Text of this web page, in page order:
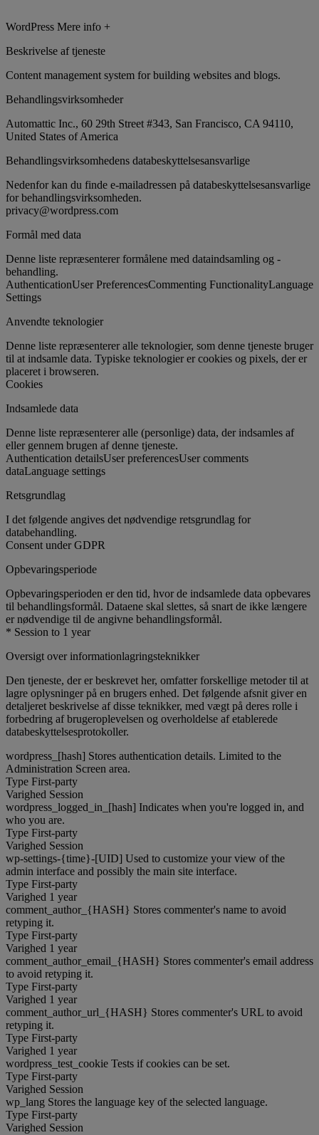
WordPress Mere info +
Beskrivelse af tjeneste
Content management system for building websites and blogs.
Behandlingsvirksomheder
Automattic Inc., 60 29th Street #343, San Francisco, CA 94110,
United States of America
Behandlingsvirksomhedens databeskyttelsesansvarlige
Nedenfor kan du finde e-mailadressen på databeskyttelsesansvarlige
for behandlingsvirksomheden.
privacy@wordpress.com
Formål med data
Denne liste repræsenterer formålene med dataindsamling og -
behandling.
AuthenticationUser PreferencesCommenting FunctionalityLanguage
Settings
Anvendte teknologier
Denne liste repræsenterer alle teknologier, som denne tjeneste bruger
til at indsamle data. Typiske teknologier er cookies og pixels, der er
placeret i browseren.
Cookies
Indsamlede data
Denne liste repræsenterer alle (personlige) data, der indsamles af
eller gennem brugen af denne tjeneste.
Authentication detailsUser preferencesUser comments
dataLanguage settings
Retsgrundlag
I det følgende angives det nødvendige retsgrundlag for
databehandling.
Consent under GDPR
Opbevaringsperiode
Opbevaringsperioden er den tid, hvor de indsamlede data opbevares
til behandlingsformål. Dataene skal slettes, så snart de ikke længere
er nødvendige til de angivne behandlingsformål.
* Session to 1 year
Oversigt over informationlagringsteknikker
Den tjeneste, der er beskrevet her, omfatter forskellige metoder til at
lagre oplysninger på en brugers enhed. Det følgende afsnit giver en
detaljeret beskrivelse af disse teknikker, med vægt på deres rolle i
forbedring af brugeroplevelsen og overholdelse af etablerede
databeskyttelsesprotokoller.
wordpress_[hash] Stores authentication details. Limited to the
Administration Screen area.
Type First-party
Varighed Session
wordpress_logged_in_[hash] Indicates when you're logged in, and
who you are.
Type First-party
Varighed Session
wp-settings-{time}-[UID] Used to customize your view of the
admin interface and possibly the main site interface.
Type First-party
Varighed 1 year
comment_author_{HASH} Stores commenter's name to avoid
retyping it.
Type First-party
Varighed 1 year
comment_author_email_{HASH} Stores commenter's email address
to avoid retyping it.
Type First-party
Varighed 1 year
comment_author_url_{HASH} Stores commenter's URL to avoid
retyping it.
Type First-party
Varighed 1 year
wordpress_test_cookie Tests if cookies can be set.
Type First-party
Varighed Session
wp_lang Stores the language key of the selected language.
Type First-party
Varighed Session